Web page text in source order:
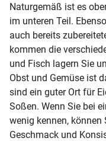
Naturgemäß ist es
im unteren Teil.
auch bereits
kommen die
und Fisch lagern Sie
Obst und Gemüse ist
sind ein guter Ort für
Soßen. Wenn Sie bei
wenig kennen,
Geschmack und